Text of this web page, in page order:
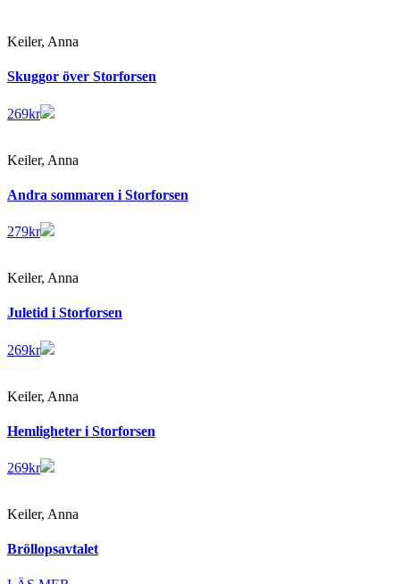
Keiler, Anna
Skuggor över Storforsen
269kr
Keiler, Anna
Andra sommaren i Storforsen
279kr
Keiler, Anna
Juletid i Storforsen
269kr
Keiler, Anna
Hemligheter i Storforsen
269kr
Keiler, Anna
Bröllopsavtalet